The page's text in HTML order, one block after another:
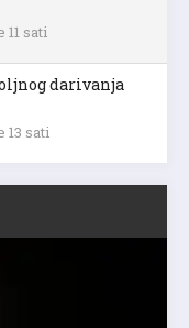
11 sati
darivanja
13 sati